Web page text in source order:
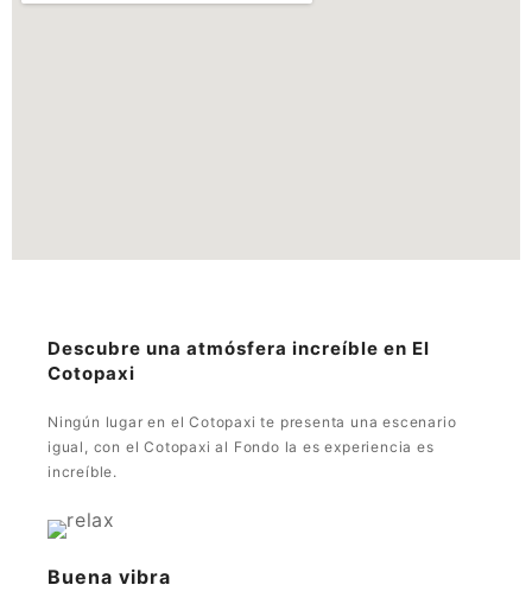
Descubre una atmósfera increíble en El
Cotopaxi
Ningún lugar en el Cotopaxi te presenta una escenario
igual, con el Cotopaxi al Fondo la es experiencia es
increíble.
Buena vibra